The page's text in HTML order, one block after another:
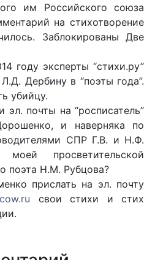
им Российского союза
на стихотворение
Заблокированы Две
году эксперты “стихи.ру”
Дербину в “поэты года”.
убийцу.
эл. почты на “росписатель”
и наверняка по
СПР Г.В. и Н.Ф.
просветительской
поэта Н.М. Рубцова?
прислать на эл. почту
свои стихи и стих